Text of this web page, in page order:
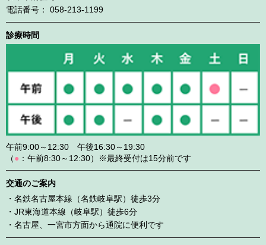
電話番号： 058-213-1199
診療時間
午前9:00～12:30 午後16:30～19:30
（● ：午前8:30～12:30）※最終受付は15分前です
交通のご案内
・名鉄名古屋本線（名鉄岐阜駅）徒歩3分
・JR東海道本線（岐阜駅）徒歩6分
・名古屋、一宮市方面から通院に便利です